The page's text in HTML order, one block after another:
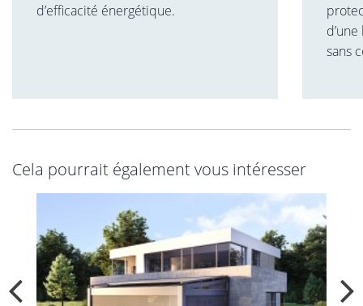
d’efficacité énergétique.
sans
Cela pourrait également vous intéresser